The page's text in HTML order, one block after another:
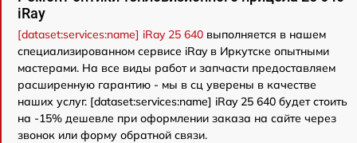
iRay
[dataset:services:name] iRay 25 640 выполняется в нашем
специализированном сервисе iRay в Иркутске опытными
мастерами. На все виды работ и запчасти предоставляем
расширенную гарантию - мы в сц уверены в качестве
наших услуг. [dataset:services:name] iRay 25 640 будет стоить
на -15% дешевле при оформлении заказа на сайте через
звонок или форму обратной связи.